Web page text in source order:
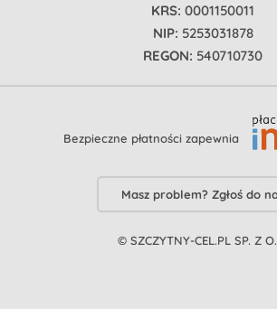
KRS: 0001150011
NIP: 5253031878
REGON: 540710730
Bezpieczne płatności zapewnia
Masz problem? Zgłoś do
© SZCZYTNY-CEL.PL SP. Z